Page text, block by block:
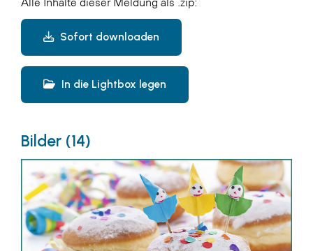
Sofort downloaden
In die Lightbox legen
Bilder (14)